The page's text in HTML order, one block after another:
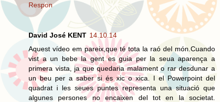
Respon
David José KENT 14.10.14
Aquest vídeo em pareix,que té tota la raó del món.Cuando
vist a un bebe la gent es guia per la seua aparença a
primera vista, ja que quedaria malament o rar desdunar a
un beu per a saber si és xic o xica. I el Powerpoint del
quadrat i les seues puntes representa una situació que
algunes persones no encaixen del tot en la societat.